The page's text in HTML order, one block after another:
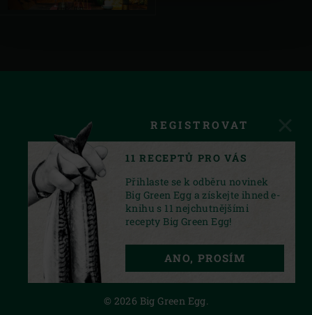
YOUTUBE
PRIVACY STATEMENT
© 2026 Big Green Egg.
REGISTROVAT
11 RECEPTŮ PRO VÁS
Přihlaste se k odběru novinek
Big Green Egg a získejte ihned e-
knihu s 11 nejchutnějšími
recepty Big Green Egg!
ANO, PROSÍM